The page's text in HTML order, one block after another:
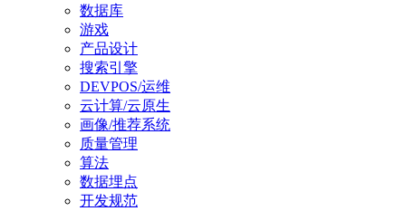
数据库
游戏
产品设计
搜索引擎
DEVPOS/运维
云计算/云原生
画像/推荐系统
质量管理
算法
数据埋点
开发规范